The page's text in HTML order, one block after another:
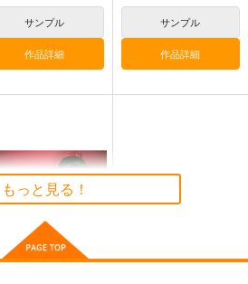
展】クリアファイ
ット maruma(ま
)エイティア
円 （税込）
サンプル
Line Logistics
（税込）
サンプル
作品詳細
サンプル
作品詳細
もっと見る！